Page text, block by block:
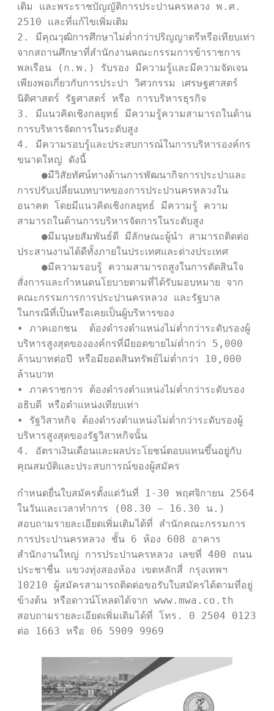
เติม และพระราชบัญญัติการประปานครหลวง พ.ศ.
2510 และที่แก้ไขเพิ่มเติม
2. มีคุณวุฒิการศึกษาไม่ต่ำกว่าปริญญาตรีหรือเทียบเท่า
จากสถานศึกษาที่สำนักงานคณะกรรมการข้าราชการ
พลเรือน (ก.พ.) รับรอง มีความรู้และมีความจัดเจน
เพียงพอเกี่ยวกับการประปา วิศวกรรม เศรษฐศาสตร์
นิติศาสตร์ รัฐศาสตร์ หรือ การบริหารธุรกิจ
3. มีแนวคิดเชิงกลยุทธ์ มีความรู้ความสามารถในด้าน
การบริหารจัดการในระดับสูง
4. มีความรอบรู้และประสบการณ์ในการบริหารองค์กร
ขนาดใหญ่ ดังนี้
การปรับเปลี่ยนบทบาทของการประปานครหลวงใน
อนาคต โดยมีแนวคิดเชิงกลยุทธ์ มีความรู้ ความ
สามารถในด้านการบริหารจัดการในระดับสูง
ประสานงานได้ดีทั้งภายในประเทศและต่างประเทศ
สั่งการและกำหนดนโยบายตามที่ได้รับมอบหมาย จาก
คณะกรรมการการประปานครหลวง และรัฐบาล
ในกรณีที่เป็นหรือเคยเป็นผู้บริหารของ
• ภาคเอกชน  ต้องดำรงตำแหน่งไม่ต่ำกว่าระดับรองผู้
บริหารสูงสุดขององค์กรที่มียอดขายไม่ต่ำกว่า 5,000
ล้านบาทต่อปี หรือมียอดสินทรัพย์ไม่ต่ำกว่า 10,000
ล้านบาท
• ภาคราชการ ต้องดำรงตำแหน่งไม่ต่ำกว่าระดับรอง
อธิบดี หรือตำแหน่งเทียบเท่า
• รัฐวิสาหกิจ ต้องดำรงตำแหน่งไม่ต่ำกว่าระดับรองผู้
บริหารสูงสุดของรัฐวิสาหกิจนั้น
4. อัตราเงินเดือนและผลประโยชน์ตอบแทนขึ้นอยู่กับ
คุณสมบัติและประสบการณ์ของผู้สมัคร
กำหนดยื่นใบสมัครตั้งแต่วันที่ 1-30 พฤศจิกายน 2564
ในวันและเวลาทำการ (08.30 – 16.30 น.)
สอบถามรายละเอียดเพิ่มเติมได้ที่ สำนักคณะกรรมการ
การประปานครหลวง ชั้น 6 ห้อง 608 อาคาร
สำนักงานใหญ่ การประปานครหลวง เลขที่ 400 ถนน
ประชาชื่น แขวงทุ่งสองห้อง เขตหลักสี่ กรุงเทพฯ
10210 ผู้สมัครสามารถติดต่อขอรับใบสมัครได้ตามที่อยู่
ข้างต้น หรือดาวน์โหลดได้จาก www.mwa.co.th
สอบถามรายละเอียดเพิ่มเติมได้ที่ โทร. 0 2504 0123
ต่อ 1663 หรือ 06 5909 9969